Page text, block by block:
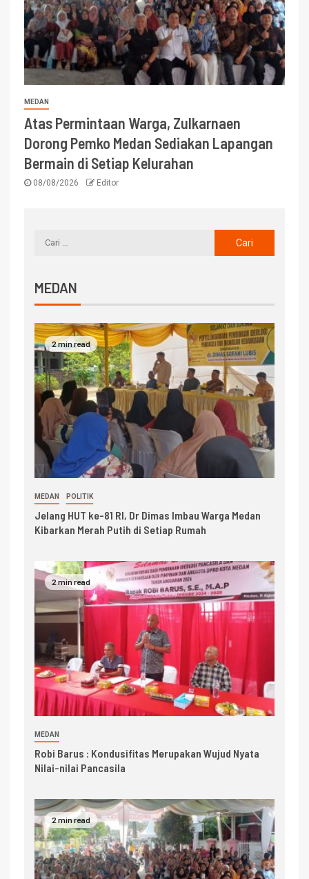
MEDAN
Atas Permintaan Warga, Zulkarnaen
Dorong Pemko Medan Sediakan Lapangan
Bermain di Setiap Kelurahan
08/08/2026 Editor
MEDAN
2 min read
MEDAN POLITIK
Jelang HUT ke-81 RI, Dr Dimas Imbau Warga Medan
Kibarkan Merah Putih di Setiap Rumah
2 min read
MEDAN
Robi Barus : Kondusifitas Merupakan Wujud Nyata
Nilai-nilai Pancasila
2 min read